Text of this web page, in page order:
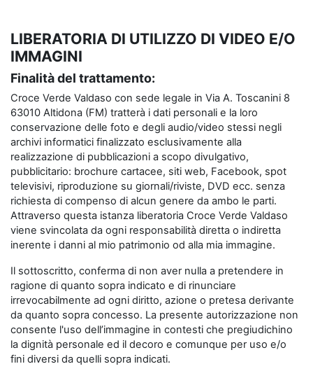
LIBERATORIA DI UTILIZZO DI VIDEO E/O
IMMAGINI
Finalità del trattamento:
Croce Verde Valdaso con sede legale in Via A. Toscanini 8
63010 Altidona (FM) tratterà i dati personali e la loro
conservazione delle foto e degli audio/video stessi negli
archivi informatici finalizzato esclusivamente alla
realizzazione di pubblicazioni a scopo divulgativo,
pubblicitario: brochure cartacee, siti web, Facebook, spot
televisivi, riproduzione su giornali/riviste, DVD ecc. senza
richiesta di compenso di alcun genere da ambo le parti.
Attraverso questa istanza liberatoria Croce Verde Valdaso
viene svincolata da ogni responsabilità diretta o indiretta
inerente i danni al mio patrimonio od alla mia immagine.
Il sottoscritto, conferma di non aver nulla a pretendere in
ragione di quanto sopra indicato e di rinunciare
irrevocabilmente ad ogni diritto, azione o pretesa derivante
da quanto sopra concesso. La presente autorizzazione non
consente l'uso dell’immagine in contesti che pregiudichino
la dignità personale ed il decoro e comunque per uso e/o
fini diversi da quelli sopra indicati.